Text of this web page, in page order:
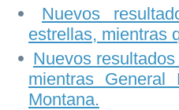
Nuevos
estrellas, mientras
Nuevos
mientras
Montana.